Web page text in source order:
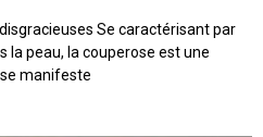
Se caractérisant par
la peau, la couperose est une
manifeste